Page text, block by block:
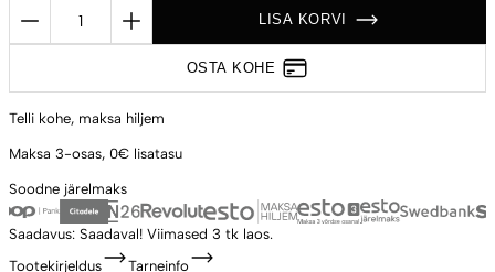
grillrest/-
hauderest
cm
kogus
LISA KORVI
OSTA KOHE
Telli kohe, maksa hiljem
Maksa 3-osas, 0€ lisatasu
Soodne järelmaks
Saadavus: Saadaval! Viimased 3 tk laos.
Tootekirjeldus
Tarneinfo